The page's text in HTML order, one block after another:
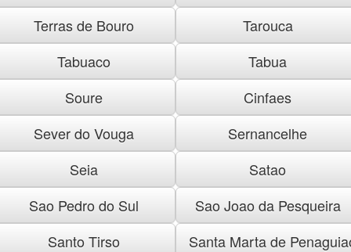
Terras de Bouro
Tarouca
Tabuaco
Tabua
Soure
Cinfaes
Sever do Vouga
Sernancelhe
Seia
Satao
Sao Pedro do Sul
Sao Joao da Pesqueira
Santo Tirso
Santa Marta de